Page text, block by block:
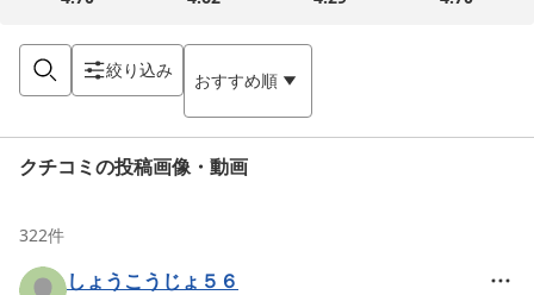
絞り込み おすすめ順
クチコミの投稿画像・動画
322件
しょうこうじょ５６